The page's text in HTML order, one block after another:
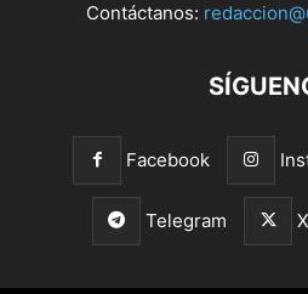
Contáctanos:
Facebook
Telegram X